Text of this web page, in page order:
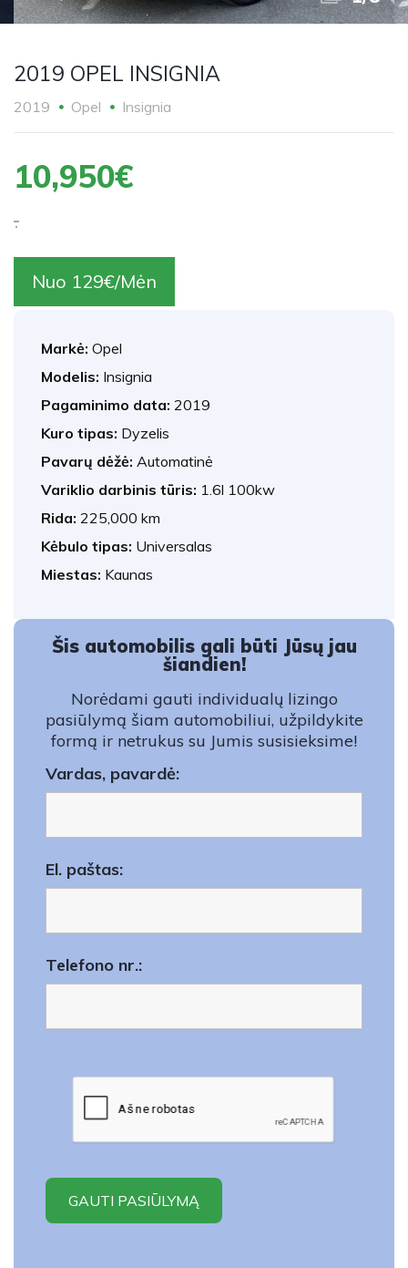
2019 OPEL INSIGNIA
2019 Opel Insignia
10,950€
.
Nuo 129€/Mėn
Markė: Opel
Modelis: Insignia
Pagaminimo data: 2019
Kuro tipas: Dyzelis
Pavarų dėžė: Automatinė
Variklio darbinis tūris: 1.6l 100kw
Rida: 225,000 km
Kėbulo tipas: Universalas
Miestas: Kaunas
Šis automobilis gali būti Jūsų jau
šiandien!
Norėdami gauti individualų lizingo
pasiūlymą šiam automobiliui, užpildykite
formą ir netrukus su Jumis susisieksime!
Vardas, pavardė:
El. paštas:
Telefono nr.: